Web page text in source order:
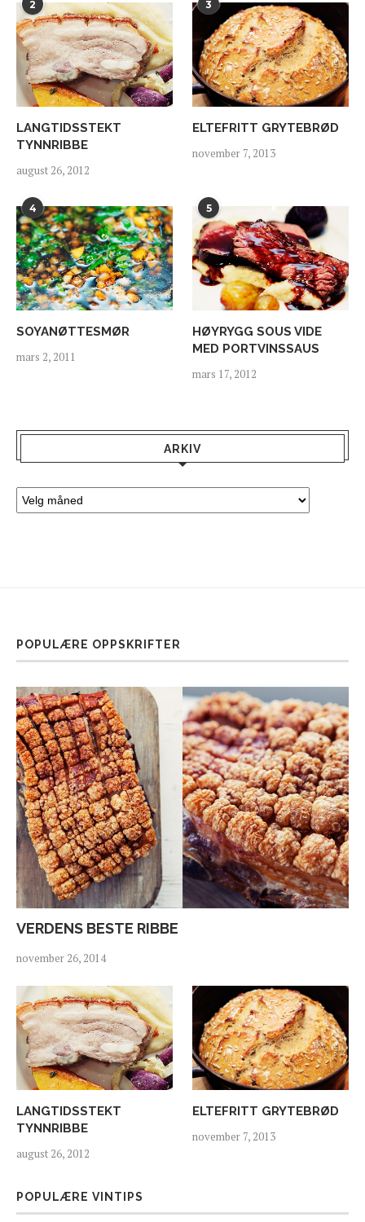
2
LANGTIDSSTEKT
TYNNRIBBE
august 26, 2012
3
ELTEFRITT GRYTEBRØD
november 7, 2013
4
SOYANØTTESMØR
mars 2, 2011
5
HØYRYGG SOUS VIDE
MED PORTVINSSAUS
mars 17, 2012
ARKIV
POPULÆRE OPPSKRIFTER
VERDENS BESTE RIBBE
november 26, 2014
LANGTIDSSTEKT
TYNNRIBBE
august 26, 2012
ELTEFRITT GRYTEBRØD
november 7, 2013
POPULÆRE VINTIPS